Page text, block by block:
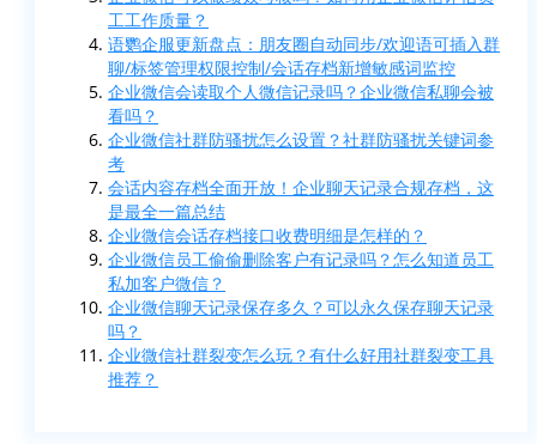
工工作质量？
语鹦企服更新盘点：朋友圈自动同步/欢迎语可插入群
聊/标签管理权限控制/会话存档新增敏感词监控
企业微信会读取个人微信记录吗？企业微信私聊会被
看吗？
企业微信社群防骚扰怎么设置？社群防骚扰关键词参
考
会话内容存档全面开放！企业聊天记录合规存档，这
是最全一篇总结
企业微信会话存档接口收费明细是怎样的？
企业微信员工偷偷删除客户有记录吗？怎么知道员工
私加客户微信？
企业微信聊天记录保存多久？可以永久保存聊天记录
吗？
企业微信社群裂变怎么玩？有什么好用社群裂变工具
推荐？